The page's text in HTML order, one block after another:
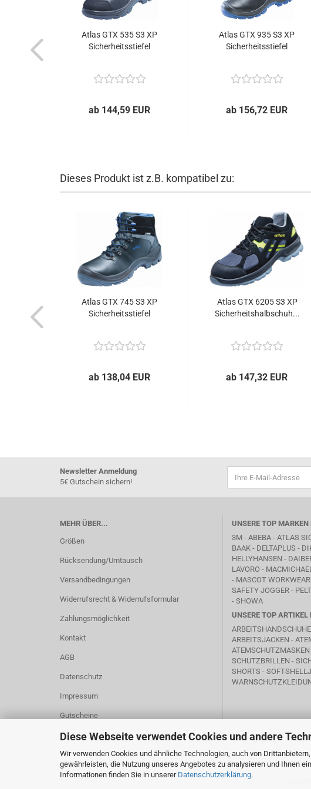
Diese Webseite verwendet Cookies und andere
Wir verwenden Cookies und ähnliche Technologien, auch von
gewährleisten, die Nutzung unseres Angebotes zu analysieren und Ihnen
Informationen finden Sie in unserer Datenschutzerklärung.
Atlas GTX 535 S3 XP
Sicherheitsstiefel
ab 144,59 EUR
Atlas GTX 935 S3 XP
Sicherheitsstiefel
ab 156,72 EUR
Dieses Produkt ist z.B. kompatibel zu:
Atlas GTX 745 S3 XP
Sicherheitsstiefel
ab 138,04 EUR
Atlas GTX 6205 S3 XP
Sicherheitshalbschuh...
ab 147,32 EUR
Newsletter Anmeldung
5€ Gutschein sichern!
MEHR ÜBER...
Größen
Rücksendung/Umtausch
Versandbedingungen
Widerrufsrecht & Widerrufsformular
Zahlungsmöglichkeit
Kontakt
AGB
Datenschutz
Impressum
Gutscheine
Cookie Einstellungen
UNSERE TOP MARKEN
3M - ABEBA - ATLAS
BAAK- DELTAPLUS -
HELLYHANSEN -
LAVORO -
- MASCOT WORKWEAR
SAFETY JOGGER -
- SHOWA
UNSERE TOP ARTIKEL
ARBEITSJACKEN -
SCHUTZBRILLEN -
SHORTS -